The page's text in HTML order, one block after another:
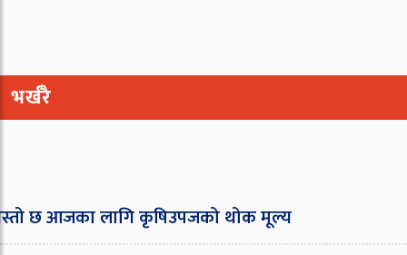
भर्खरै
छ आजका लागि कृषिउपजको थोक मूल्य